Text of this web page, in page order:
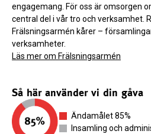
engagemang. För oss är omsorgen
central del i vår tro och verksamhet.
Frälsningsarmén kårer –
verksamheter.
Läs mer om Frälsningsarmén
Så här använder vi din gåva
Ändamålet 85%
Insamling och